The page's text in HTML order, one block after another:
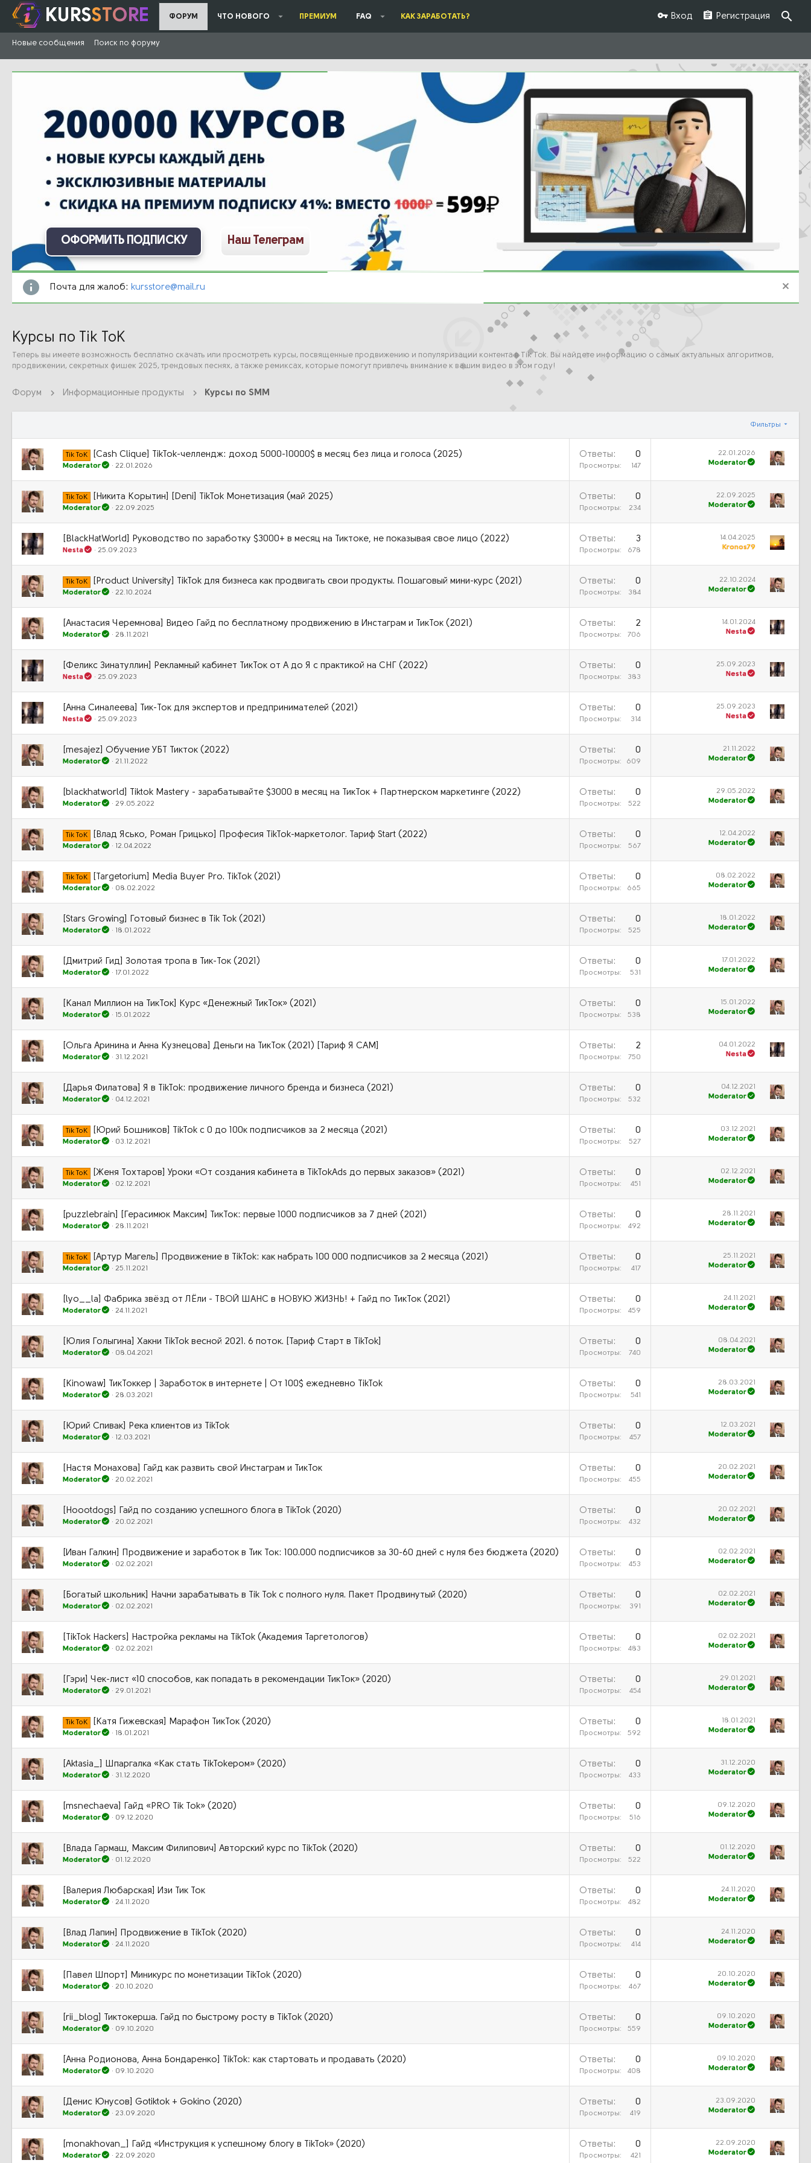
KURSSTORE ФОРУМ ЧТО НОВОГО ПРЕМИУМ FAQ КАК ЗАРАБОТАТЬ? Вход Регистрация
Новые сообщения Поиск по форуму
ОФОРМИТЬ ПОДПИСКУ Наш Телеграм
Почта для жалоб: kursstore@mail.ru
Курсы по Tik ToK
Теперь вы имеете возможность бесплатно скачать или просмотреть курсы, посвященные продвижению и популяризации контента в Tik Tok. Вы найдете информацию о самых актуальных алгоритмов,
продвижении, секретных фишек 2025, трендовых песнях, а также ремиксах, которые помогут привлечь внимание к вашим видео в этом году!
Форум Информационные продукты Курсы по SMM
Фильтры
Tik ToK [Cash Clique] TikTok-челлендж: доход 5000-10000$ в месяц без лица и голоса (2025)
Moderator 22.01.2026
Ответы 0
Просмотры 147
22.01.2026
Moderator
Tik ToK [Никита Корытин] [Deni] TikTok Монетизация (май 2025)
Moderator 22.09.2025
Ответы 0
Просмотры 234
22.09.2025
Moderator
[BlackHatWorld] Руководство по заработку $3000+ в месяц на Тиктоке, не показывая свое лицо (2022)
Nesta 25.09.2023
Ответы 3
Просмотры 678
14.04.2025
Kronos79
Tik ToK [Product University] TikTok для бизнеса как продвигать свои продукты. Пошаговый мини-курс (2021)
Moderator 22.10.2024
Ответы 0
Просмотры 384
22.10.2024
Moderator
[Анастасия Черемнова] Видео Гайд по бесплатному продвижению в Инстаграм и ТикТок (2021)
Moderator 28.11.2021
Ответы 2
Просмотры 706
14.01.2024
Nesta
[Феликс Зинатуллин] Рекламный кабинет ТикТок от А до Я с практикой на СНГ (2022)
Nesta 25.09.2023
Ответы 0
Просмотры 383
25.09.2023
Nesta
[Анна Синалеева] Тик-Ток для экспертов и предпринимателей (2021)
Nesta 25.09.2023
Ответы 0
Просмотры 314
25.09.2023
Nesta
[mesajez] Обучение УБТ Тикток (2022)
Moderator 21.11.2022
Ответы 0
Просмотры 609
21.11.2022
Moderator
[blackhatworld] Tiktok Mastery - зарабатывайте $3000 в месяц на ТикТок + Партнерском маркетинге (2022)
Moderator 29.05.2022
Ответы 0
Просмотры 522
29.05.2022
Moderator
Tik ToK [Влад Ясько, Роман Грицько] Професия TikTok-маркетолог. Тариф Start (2022)
Moderator 12.04.2022
Ответы 0
Просмотры 567
12.04.2022
Moderator
Tik ToK [Targetorium] Media Buyer Pro. TikTok (2021)
Moderator 08.02.2022
Ответы 0
Просмотры 665
08.02.2022
Moderator
[Stars Growing] Готовый бизнес в Tik Tok (2021)
Moderator 18.01.2022
Ответы 0
Просмотры 525
18.01.2022
Moderator
[Дмитрий Гид] Золотая тропа в Тик-Ток (2021)
Moderator 17.01.2022
Ответы 0
Просмотры 531
17.01.2022
Moderator
[Канал Миллион на ТикТок] Курс «Денежный ТикТок» (2021)
Moderator 15.01.2022
Ответы 0
Просмотры 538
15.01.2022
Moderator
[Ольга Аринина и Анна Кузнецова] Деньги на ТикТок (2021) [Тариф Я САМ]
Moderator 31.12.2021
Ответы 2
Просмотры 750
04.01.2022
Nesta
[Дарья Филатова] Я в TikTok: продвижение личного бренда и бизнеса (2021)
Moderator 04.12.2021
Ответы 0
Просмотры 532
04.12.2021
Moderator
Tik ToK [Юрий Бошников] TikTok с 0 до 100к подписчиков за 2 месяца (2021)
Moderator 03.12.2021
Ответы 0
Просмотры 527
03.12.2021
Moderator
Tik ToK [Женя Тохтаров] Уроки «От создания кабинета в TikTokAds до первых заказов» (2021)
Moderator 02.12.2021
Ответы 0
Просмотры 451
02.12.2021
Moderator
[puzzlebrain] [Герасимюк Максим] ТикТок: первые 1000 подписчиков за 7 дней (2021)
Moderator 28.11.2021
Ответы 0
Просмотры 492
28.11.2021
Moderator
Tik ToK [Артур Магель] Продвижение в TikTok: как набрать 100 000 подписчиков за 2 месяца (2021)
Moderator 25.11.2021
Ответы 0
Просмотры 417
25.11.2021
Moderator
[lyo__la] Фабрика звёзд от ЛЁли - ТВОЙ ШАНС в НОВУЮ ЖИЗНЬ! + Гайд по ТикТок (2021)
Moderator 24.11.2021
Ответы 0
Просмотры 459
24.11.2021
Moderator
[Юлия Голыгина] Хакни TikTok весной 2021. 6 поток. [Тариф Старт в TikTok]
Moderator 08.04.2021
Ответы 0
Просмотры 740
08.04.2021
Moderator
[Kinowaw] ТикТоккер | Заработок в интернете | От 100$ ежедневно TikTok
Moderator 28.03.2021
Ответы 0
Просмотры 541
28.03.2021
Moderator
[Юрий Спивак] Река клиентов из TikTok
Moderator 12.03.2021
Ответы 0
Просмотры 457
12.03.2021
Moderator
[Настя Монахова] Гайд как развить свой Инстаграм и ТикТок
Moderator 20.02.2021
Ответы 0
Просмотры 455
20.02.2021
Moderator
[Hoootdogs] Гайд по созданию успешного блога в TikTok (2020)
Moderator 20.02.2021
Ответы 0
Просмотры 432
20.02.2021
Moderator
[Иван Галкин] Продвижение и заработок в Тик Ток: 100.000 подписчиков за 30-60 дней с нуля без бюджета (2020)
Moderator 02.02.2021
Ответы 0
Просмотры 453
02.02.2021
Moderator
[Богатый школьник] Начни зарабатывать в Tik Tok с полного нуля. Пакет Продвинутый (2020)
Moderator 02.02.2021
Ответы 0
Просмотры 391
02.02.2021
Moderator
[TikTok Hackers] Настройка рекламы на TikTok (Академия Таргетологов)
Moderator 02.02.2021
Ответы 0
Просмотры 483
02.02.2021
Moderator
[Гэри] Чек-лист «10 способов, как попадать в рекомендации ТикТок» (2020)
Moderator 29.01.2021
Ответы 0
Просмотры 454
29.01.2021
Moderator
Tik ToK [Катя Гижевская] Марафон ТикТок (2020)
Moderator 18.01.2021
Ответы 0
Просмотры 592
18.01.2021
Moderator
[Aktasia_] Шпаргалка «Как стать TikTokером» (2020)
Moderator 31.12.2020
Ответы 0
Просмотры 433
31.12.2020
Moderator
[msnechaeva] Гайд «PRO Tik Tok» (2020)
Moderator 09.12.2020
Ответы 0
Просмотры 516
09.12.2020
Moderator
[Влада Гармаш, Максим Филипович] Авторский курс по TikTok (2020)
Moderator 01.12.2020
Ответы 0
Просмотры 522
01.12.2020
Moderator
[Валерия Любарская] Изи Тик Ток
Moderator 24.11.2020
Ответы 0
Просмотры 482
24.11.2020
Moderator
[Влад Лапин] Продвижение в TikTok (2020)
Moderator 24.11.2020
Ответы 0
Просмотры 414
24.11.2020
Moderator
[Павел Шпорт] Миникурс по монетизации TikTok (2020)
Moderator 20.10.2020
Ответы 0
Просмотры 467
20.10.2020
Moderator
[rii_blog] Тиктокерша. Гайд по быстрому росту в TikTok (2020)
Moderator 09.10.2020
Ответы 0
Просмотры 559
09.10.2020
Moderator
[Анна Родионова, Анна Бондаренко] TikTok: как стартовать и продавать (2020)
Moderator 09.10.2020
Ответы 0
Просмотры 408
09.10.2020
Moderator
[Денис Юнусов] Gotiktok + Gokino (2020)
Moderator 23.09.2020
Ответы 0
Просмотры 419
23.09.2020
Moderator
[monakhovan_] Гайд «Инструкция к успешному блогу в TikTok» (2020)
Moderator 22.09.2020
Ответы 0
Просмотры 421
22.09.2020
Moderator